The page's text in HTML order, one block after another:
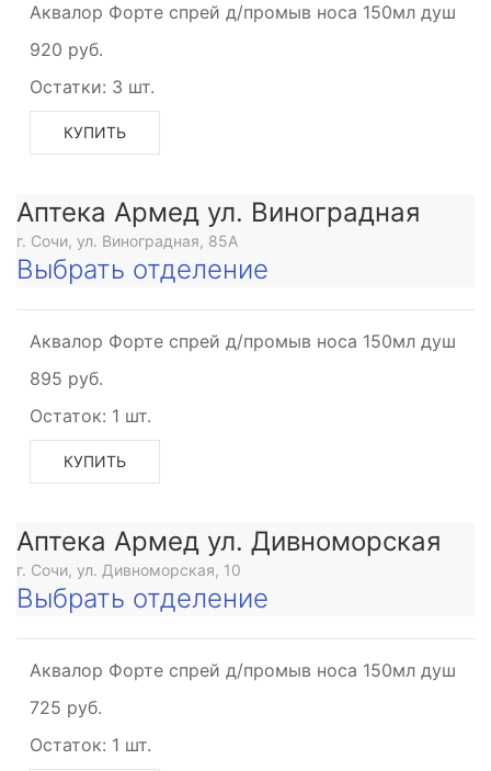
Аквалор Форте спрей д/промыв носа 150мл душ
920 руб.
Остатки: 3 шт.
КУПИТЬ
Аптека Армед ул. Виноградная
г. Сочи, ул. Виноградная, 85А
Выбрать отделение
Аквалор Форте спрей д/промыв носа 150мл душ
895 руб.
Остаток: 1 шт.
КУПИТЬ
Аптека Армед ул. Дивноморская
г. Сочи, ул. Дивноморская, 10
Выбрать отделение
Аквалор Форте спрей д/промыв носа 150мл душ
725 руб.
Остаток: 1 шт.